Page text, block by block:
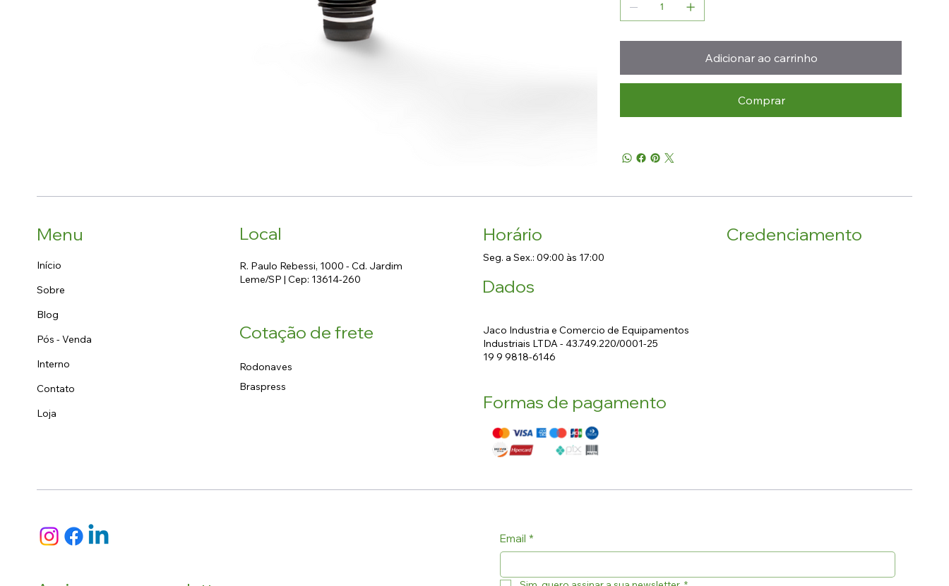
Adicionar ao carrinho
Comprar
Menu
Início
Sobre
Blog
Pós - Venda
Interno
Contato
Loja
Local
R. Paulo Rebessi, 1000 - Cd. Jardim
Leme/SP | Cep: 13614-260
Cotação de frete
Rodonaves
Braspress
Horário
Seg. a Sex.: 09:00 às 17:00
Dados
Jaco Industria e Comercio de Equipamentos
Industriais LTDA - 43.749.220/0001-25
19 9 9818-6146
Formas de pagamento
Email *
Credenciamento